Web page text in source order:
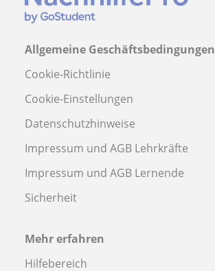
Allgemeine Geschäftsbedingungen
Cookie-Richtlinie
Cookie-Einstellungen
Datenschutzhinweise
Impressum und AGB Lehrkräfte
Impressum und AGB Lernende
Sicherheit
Mehr erfahren
Hilfebereich